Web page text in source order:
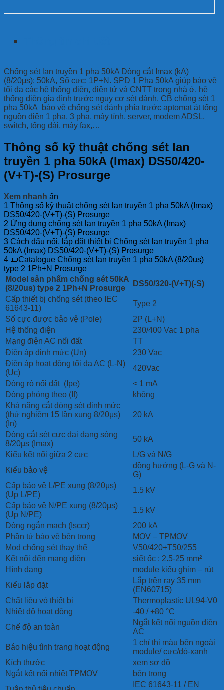
Chống sét lan truyền 1 pha 50kA Dòng cắt Imax (kA)
(8/20μs): 50kA, Số cực: 1P+N. SPD 1 Pha 50kA giúp bảo vệ
tối đa các hệ thống điện, điện tử và CNTT trong nhà ở, hệ
thống điện gia đình trước nguy cơ sét đánh. CB chống sét 1
pha 50kA bảo vệ chống sét đánh phía trước aptomat át tổng
nguồn điện 1 pha, 3 pha, máy tính, server, modem ADSL,
switch, tổng đài, máy fax,…
Thông số kỹ thuật chống sét lan
truyền 1 pha 50kA (Imax) DS50/420-
(V+T)-(S) Prosurge
Xem nhanh ẩn
1 Thông số kỹ thuật chống sét lan truyền 1 pha 50kA (Imax)
DS50/420-(V+T)-(S) Prosurge
2 Ứng dụng chống sét lan truyền 1 pha 50kA (Imax)
DS50/420-(V+T)-(S) Prosurge
3 Cách đấu nối, lắp đặt thiết bị Chống sét lan truyền 1 pha
50kA (Imax) DS50/420-(V+T)-(S) Prosurge
4 📜Catalogue Chống sét lan truyền 1 pha 50kA (8/20us)
type 2 1Ph+N Prosurge
Model sản phẩm chống sét 50kA
(8/20us) type 2 1Ph+N Prosurge
DS50/320-(V+T)(-S)
Cấp thiết bị chống sét (theo IEC
61643-11)
Type 2
Số cực được bảo vệ (Pole)
2P (L+N)
Hệ thống điện
230/400 Vac 1 pha
Mạng điện AC nối đất
TT
Điện áp định mức (Un)
230 Vac
Điện áp hoạt động tối đa AC (L-N)
(Uc)
420Vac
Dòng rò nối đất (Ipe)
< 1 mA
Dòng phóng theo (If)
không
Khả năng cắt dòng sét định mức
(thử nghiệm 15 lần xung 8/20μs)
(In)
20 kA
Dòng cắt sét cực đại dạng sóng
8/20µs (Imax)
50 kA
Kiểu kết nối giữa 2 cực
L/G và N/G
Kiểu bảo vệ
đồng hướng (L-G và N-
G)
Cấp bảo vệ L/PE xung (8/20μs)
(Up L/PE)
1.5 kV
Cấp bảo vệ N/PE xung (8/20μs)
(Up N/PE)
1.5 kV
Dòng ngắn mạch (Isccr)
200 kA
Phần tử bảo vệ bên trong
MOV – TPMOV
Mod chống sét thay thế
V50/420+T50/255
Kết nối đến mạng điện
siết ốc : 2.5-25 mm²
Hình dạng
module kiểu ghim – rút
Kiểu lắp đặt
Lắp trên ray 35 mm
(EN60715)
Chất liệu vỏ thiết bị
Thermoplastic UL94-V0
Nhiệt độ hoạt động
-40 / +80 °C
Chế độ an toàn
Ngắt kết nối nguồn điện
AC
Báo hiệu tình trang hoạt động
1 chỉ thị màu bên ngoài
module/ cực/đỏ-xanh
Kích thước
xem sơ đồ
Ngắt kết nối nhiệt TPMOV
bên trong
IEC 61643-11 / EN